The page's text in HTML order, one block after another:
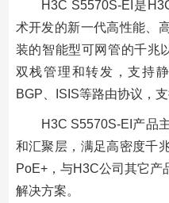
H3C S5570S-EI是
术开发的新一代高性能、
装的智能型可网管的千兆
双栈管理和转发，支持
BGP、ISIS等路由协议，
H3C S5570S-EI产品
和汇聚层，满足高密度千
PoE+，与H3C公司其它产
解决方案。